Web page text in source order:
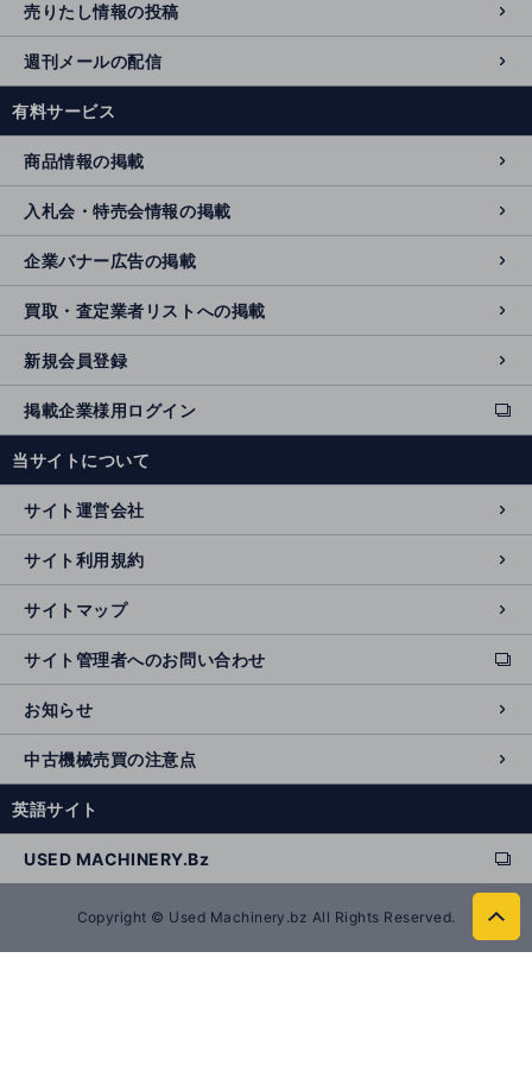
売りたし情報の投稿
週刊メールの配信
有料サービス
商品情報の掲載
入札会・特売会情報の掲載
企業バナー広告の掲載
買取・査定業者リストへの掲載
新規会員登録
掲載企業様用ログイン
ext
e
n
al
si
t
e
当サイトについて
サイト運営会社
サイト利用規約
サイトマップ
サイト管理者へのお問い合わせ
ext
e
r
n
al
si
e
お知らせ
中古機械売買の注意点
英語サイト
USED MACHINERY.Bz
ext
e
r
n
Copyright © Used Machinery.bz All Rights Reserved.
to
p